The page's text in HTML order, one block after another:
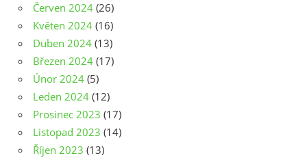
Červen 2024 (26)
Květen 2024 (16)
Duben 2024 (13)
Březen 2024 (17)
Únor 2024 (5)
Leden 2024 (12)
Prosinec 2023 (17)
Listopad 2023 (14)
Říjen 2023 (13)